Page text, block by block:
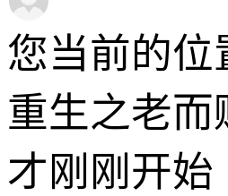
您当前的位
重生之老而
才刚刚开始